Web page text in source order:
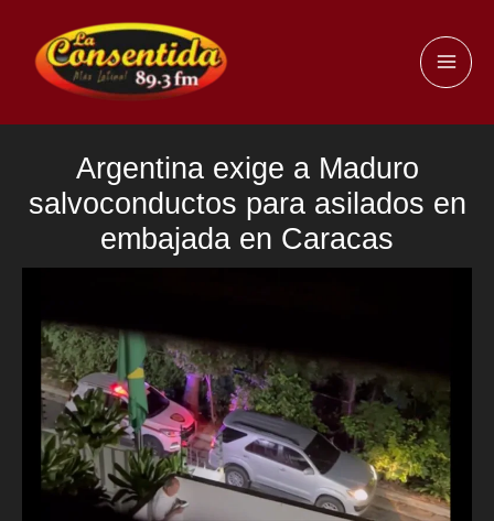
contenido
Argentina exige a Maduro
salvoconductos para asilados en
embajada en Caracas